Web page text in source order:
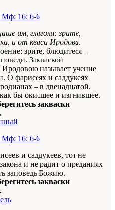
Мф: 16: 6-6
им, глаголя: зрите,
и от кваса Иродова.
зрите, блюдитеся –
Закваской
называет учение
О фарисеях и саддукеях
– в двенадцатой.
бы окисшее и изгнившее.
закваски
Мф: 16: 6-6
и саддукеев, тот не
и не радит о преданиях
заповедь Божию.
закваски